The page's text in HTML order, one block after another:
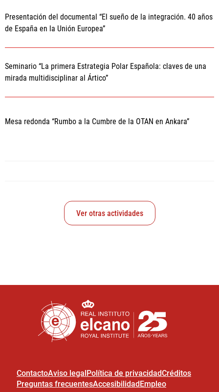
Presentación del documental “El sueño de la integración. 40 años
de España en la Unión Europea”
Seminario “La primera Estrategia Polar Española: claves de una
mirada multidisciplinar al Ártico”
Mesa redonda “Rumbo a la Cumbre de la OTAN en Ankara”
Ver otras actividades
ContactoAviso legalPolítica de privacidadCréditos
Preguntas frecuentesAccesibilidadEmpleo